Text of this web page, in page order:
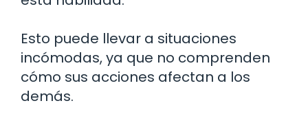
Esto puede llevar a situaciones
incómodas, ya que no comprenden
cómo sus acciones afectan a los
demás.